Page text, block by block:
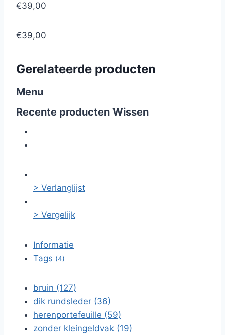
€39,00
€39,00
Gerelateerde producten
Menu
Recente producten Wissen
> Verlanglijst
> Vergelijk
Informatie
Tags (4)
bruin (127)
dik rundsleder (36)
herenportefeuille (59)
zonder kleingeldvak (19)